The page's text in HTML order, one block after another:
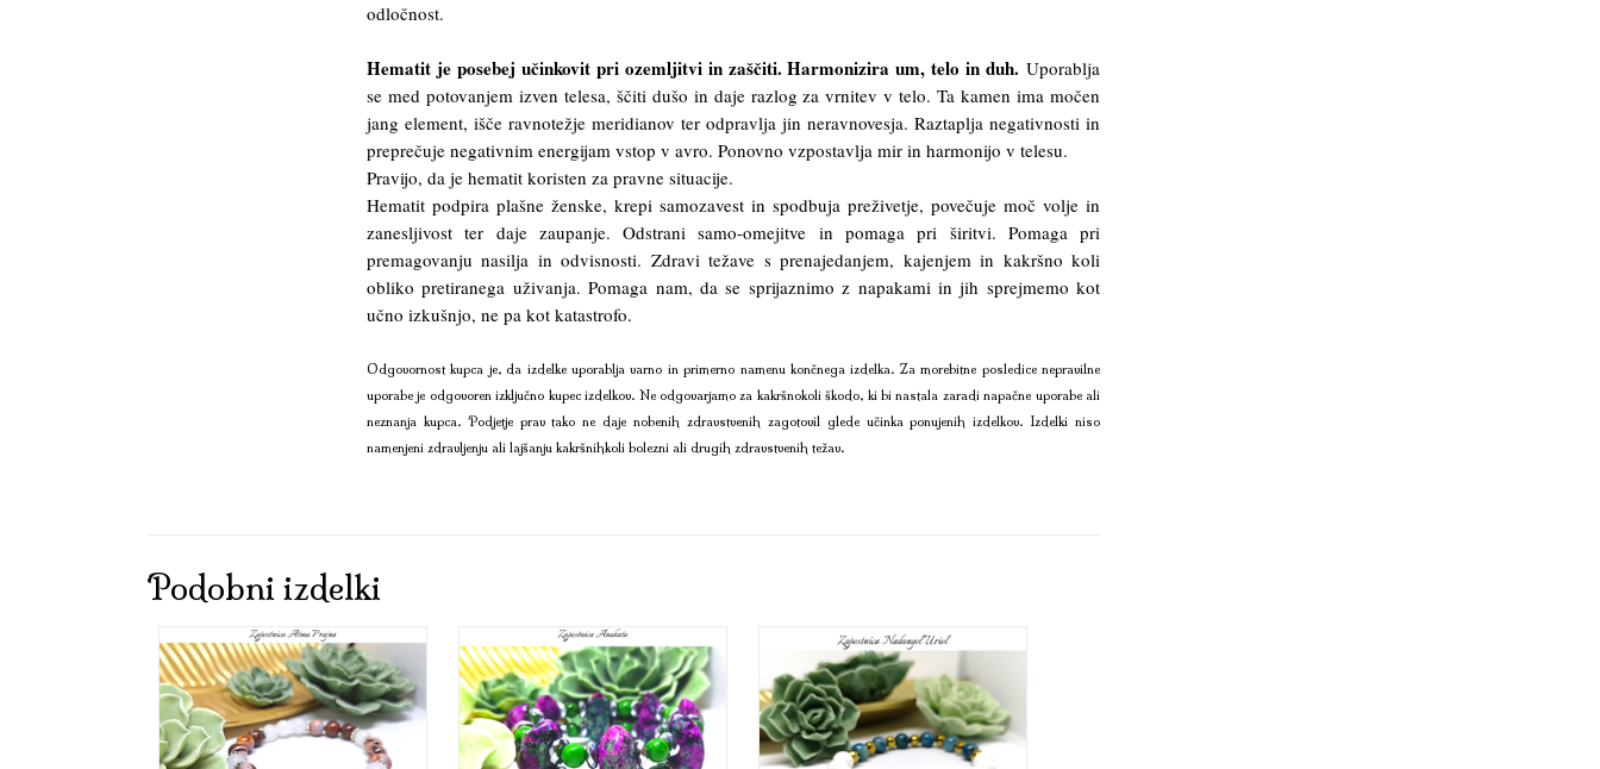
odločnost.
Hematit je posebej učinkovit pri ozemljitvi in zaščiti. Harmonizira um, telo in duh. Uporablja
se med potovanjem izven telesa, ščiti dušo in daje razlog za vrnitev v telo. Ta kamen ima močen
jang element, išče ravnotežje meridianov ter odpravlja jin neravnovesja. Raztaplja negativnosti in
preprečuje negativnim energijam vstop v avro. Ponovno vzpostavlja mir in harmonijo v telesu.
Pravijo, da je hematit koristen za pravne situacije.
Hematit podpira plašne ženske, krepi samozavest in spodbuja preživetje, povečuje moč volje in
zanesljivost ter daje zaupanje. Odstrani samo-omejitve in pomaga pri širitvi. Pomaga pri
premagovanju nasilja in odvisnosti. Zdravi težave s prenajedanjem, kajenjem in kakršno koli
obliko pretiranega uživanja. Pomaga nam, da se sprijaznimo z napakami in jih sprejmemo kot
učno izkušnjo, ne pa kot katastrofo.
Odgovornost kupca je, da izdelke uporablja varno in primerno namenu končnega izdelka. Za morebitne posledice nepravilne
uporabe je odgovoren izključno kupec izdelkov. Ne odgovarjamo za kakršnokoli škodo, ki bi nastala zaradi napačne uporabe ali
neznanja kupca. Podjetje prav tako ne daje nobenih zdravstvenih zagotovil glede učinka ponujenih izdelkov. Izdelki niso
namenjeni zdravljenju ali lajšanju kakršnihkoli bolezni ali drugih zdravstvenih težav.
Podobni izdelki